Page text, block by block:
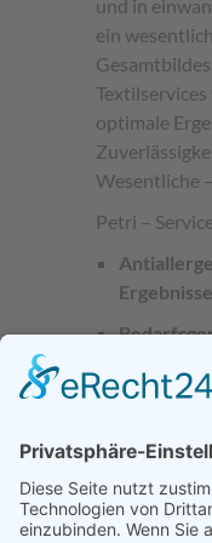
und in
ein
optimale
Wesentliche
Petri –
Ergebnisse
Bügel-
Textile
und
Lohn–